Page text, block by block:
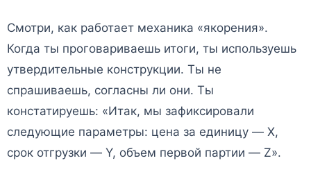
Смотри, как работает механика «якорения».
Когда ты проговариваешь итоги, ты используешь
утвердительные конструкции. Ты не
спрашиваешь, согласны ли они. Ты
констатируешь: «Итак, мы зафиксировали
следующие параметры: цена за единицу — X,
срок отгрузки — Y, объем первой партии — Z».